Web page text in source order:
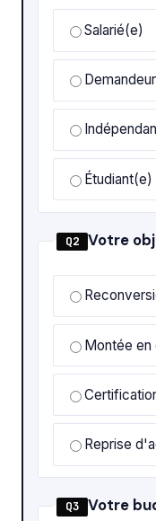
Salarié(e)
Étudiant(e)
Q2 Votre
Montée
Reprise
Q3 Votre